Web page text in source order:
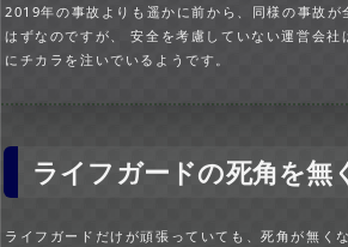
2019年の事故よりも遥かに前から、同様の事故が
はずなのですが、 安全を考慮していない運営会社は監視員を減らして、集客
にチカラを注いでいるようです。
ライフガードの死角を無
ライフガードだけが頑張っていても、死角が無く